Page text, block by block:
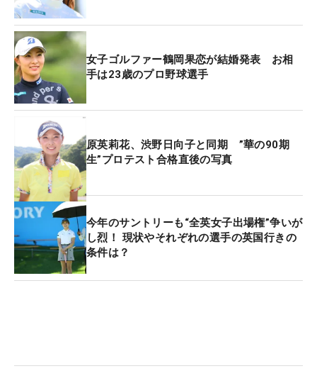
にもうまくいかない。でも、これまでを考えたら、
この2日間は全体的に良かった。気持ちよくラウン
ドできています」。
このオフは上半身強化をメーンに、トレーニングに
汗を流した。これまでは下半身が中心。「飛距離が
伸びた」というメリットはあったが、体の変化に頭
がついていかず、ショットが乱れたことが成績が出
ない原因のひとつだった。
昨年夏には、プロ野球オリックス・バファローズの
来田涼斗外野手と結婚した。共通の知人の紹介で知
り合い、約2年の交際を実らせた。新居は兵庫県内
に構え、横浜出身の26歳は今季開幕戦で「関西人に
なりました」と笑顔で報告した。
女子ゴルファー鶴岡果恋が結婚発表 お相
手は23歳のプロ野球選手
原英莉花、渋野日向子と同期 ”華の90期
生”プロテスト合格直後の写真
今年のサントリーも“全英女子出場権”争いが
し烈！ 現状やそれぞれの選手の英国行きの
条件は？